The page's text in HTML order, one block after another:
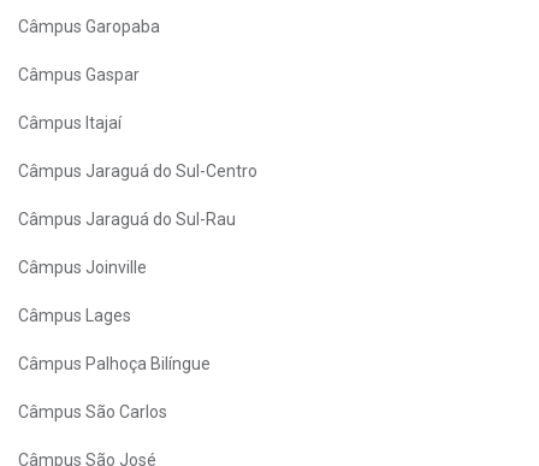
Câmpus Garopaba
Câmpus Gaspar
Câmpus Itajaí
Câmpus Jaraguá do Sul-Centro
Câmpus Jaraguá do Sul-Rau
Câmpus Joinville
Câmpus Lages
Câmpus Palhoça Bilíngue
Câmpus São Carlos
Câmpus São José